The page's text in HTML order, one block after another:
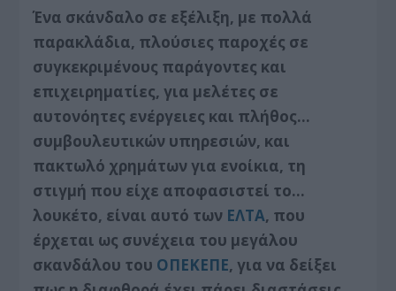
Ένα σκάνδαλο σε εξέλιξη, με πολλά
παρακλάδια, πλούσιες παροχές σε
συγκεκριμένους παράγοντες και
επιχειρηματίες, για μελέτες σε
αυτονόητες ενέργειες και πλήθος…
συμβουλευτικών υπηρεσιών, και
πακτωλό χρημάτων για ενοίκια, τη
στιγμή που είχε αποφασιστεί το…
λουκέτο, είναι αυτό των ΕΛΤΑ, που
έρχεται ως συνέχεια του μεγάλου
σκανδάλου του ΟΠΕΚΕΠΕ, για να δείξει